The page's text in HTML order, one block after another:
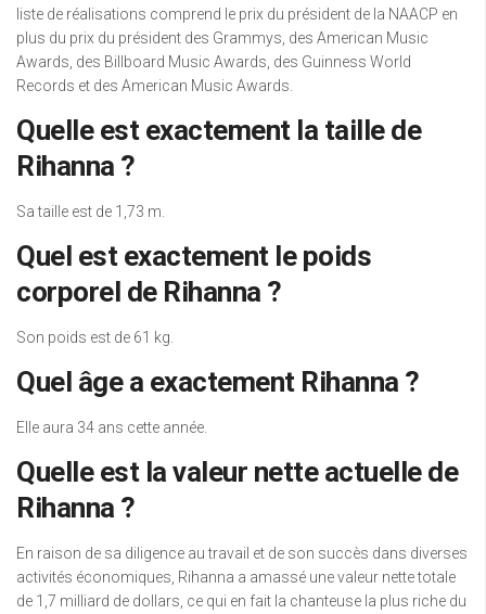
liste de réalisations comprend le prix du président de la NAACP en
plus du prix du président des Grammys, des American Music
Awards, des Billboard Music Awards, des Guinness World
Records et des American Music Awards.
Quelle est exactement la taille de
Rihanna ?
Sa taille est de 1,73 m.
Quel est exactement le poids
corporel de Rihanna ?
Son poids est de 61 kg.
Quel âge a exactement Rihanna ?
Elle aura 34 ans cette année.
Quelle est la valeur nette actuelle de
Rihanna ?
En raison de sa diligence au travail et de son succès dans diverses
activités économiques, Rihanna a amassé une valeur nette totale
de 1,7 milliard de dollars, ce qui en fait la chanteuse la plus riche du